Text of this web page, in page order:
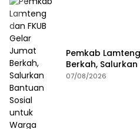
Pemkab
Berkah,
Warga
07/08/2026